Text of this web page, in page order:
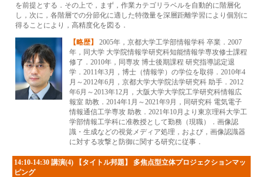
を前提とする．その上で，まず，作業カテゴリラベルを自動的に階層化
し，次に，各階層での分節化に適した特徴量を深層距離学習により個別に
得ることにより，高精度化を図る．
【略歴】
2005年，京都大学工学部情報学科 卒業．2007
年，同大学 大学院情報学研究科知能情報学専攻修士課程
修了．2010年，同専攻 博士後期課程 研究指導認定退
学．2011年3月，博士（情報学）の学位を取得．2010年4
月～2012年6月，京都大学大学院法学研究科 助手．2012
年6月～2013年12月，大阪大学大学院工学研究科情報広
報室 助教．2014年1月～2021年9月，同研究科 電気電子
情報通信工学専攻 助教．2021年10月より東京理科大学工
学部情報工学科に准教授として勤務（現職）．画像認
識・生成などの視覚メディア処理，および，画像認識器
に対する攻撃と防御に関する研究に従事．
14:10-14:30 講演(4) 【タイトル邦題】 多焦点型立体プロジェクションマッ
ピング